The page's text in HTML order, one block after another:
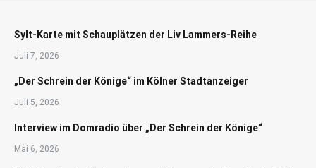
Sylt-Karte mit Schauplätzen der Liv Lammers-Reihe
Juli 7, 2026
„Der Schrein der Könige“ im Kölner Stadtanzeiger
Juli 5, 2026
Interview im Domradio über „Der Schrein der Könige“
Mai 6, 2026